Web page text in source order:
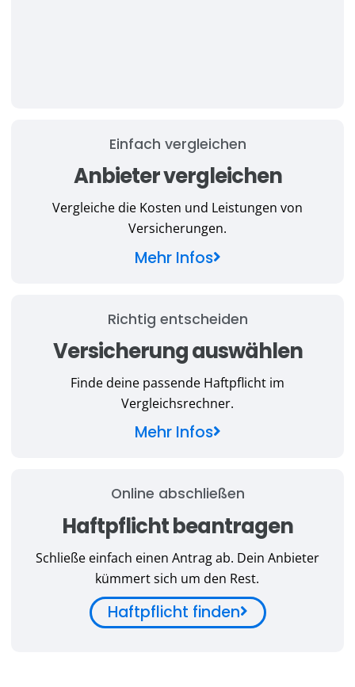
Einfach vergleichen
Anbieter vergleichen
Vergleiche die Kosten und Leistungen von
Versicherungen.
Mehr Infos
Richtig entscheiden
Versicherung auswählen
Finde deine passende Haftpflicht im
Vergleichsrechner.
Mehr Infos
Online abschließen
Haftpflicht beantragen
Schließe einfach einen Antrag ab. Dein Anbieter
kümmert sich um den Rest.
Haftpflicht finden